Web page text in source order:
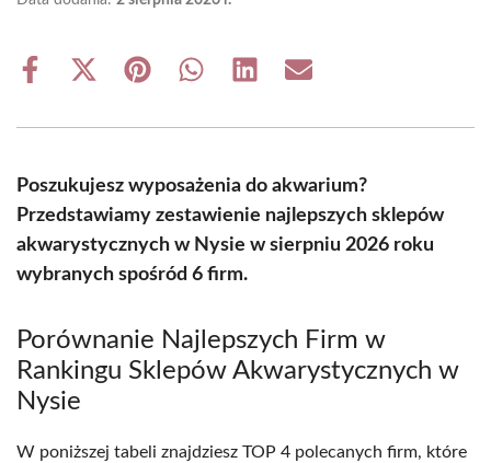
Share
Share
(Twitter)
Share Share Share Share
Poszukujesz wyposażenia do akwarium?
Przedstawiamy zestawienie najlepszych sklepów
akwarystycznych w Nysie w sierpniu 2026 roku
wybranych spośród 6 firm.
Porównanie Najlepszych Firm w
Rankingu Sklepów Akwarystycznych w
Nysie
W poniższej tabeli znajdziesz TOP 4 polecanych firm, które